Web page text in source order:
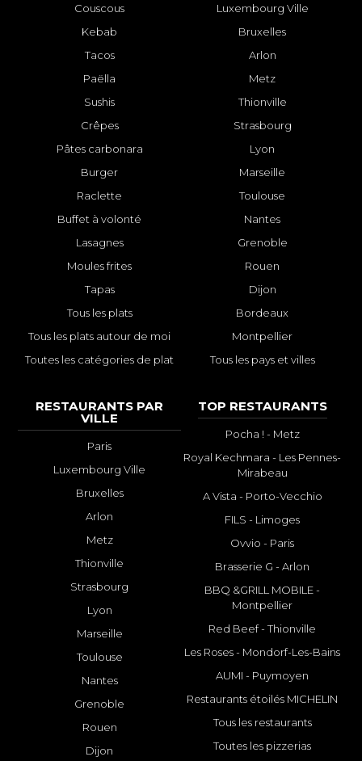
Couscous
Kebab
Tacos
Paëlla
Sushis
Crêpes
Pâtes carbonara
Burger
Raclette
Buffet à volonté
Lasagnes
Moules frites
Tapas
Tous les plats
Tous les plats autour de moi
Toutes les catégories de plat
Luxembourg Ville
Bruxelles
Arlon
Metz
Thionville
Strasbourg
Lyon
Marseille
Toulouse
Nantes
Grenoble
Rouen
Dijon
Bordeaux
Montpellier
Tous les pays et villes
RESTAURANTS PAR
VILLE
Paris
Luxembourg Ville
Bruxelles
Arlon
Metz
Thionville
Strasbourg
Lyon
Marseille
Toulouse
Nantes
Grenoble
Rouen
Dijon
TOP RESTAURANTS
Pocha ! - Metz
Royal Kechmara - Les Pennes-
Mirabeau
A Vista - Porto-Vecchio
FILS - Limoges
Ovvio - Paris
Brasserie G - Arlon
BBQ &GRILL MOBILE -
Montpellier
Red Beef - Thionville
Les Roses - Mondorf-Les-Bains
AUMI - Puymoyen
Restaurants étoilés MICHELIN
Tous les restaurants
Toutes les pizzerias